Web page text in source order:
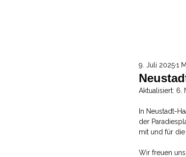
9. Juli 20251
Aktualisiert: 6.
In Neustadt-
der
mit und für
Wir freuen